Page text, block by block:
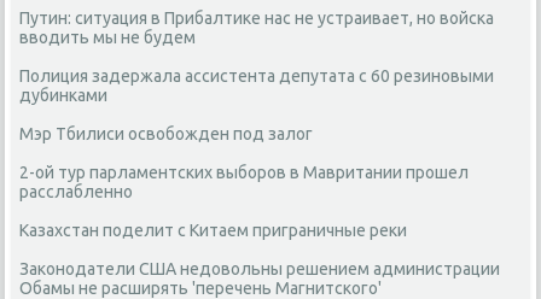
Путин: ситуация в Прибалтике нас не устраивает, но войска
вводить мы не будем
Полиция задержала ассистента депутата с 60 резиновыми
дубинками
Мэр Тбилиси освобожден под залог
2-ой тур парламентских выборов в Мавритании прошел
расслабленно
Казахстан поделит с Китаем приграничные реки
Законодатели США недовольны решением администрации
Обамы не расширять 'перечень Магнитского'